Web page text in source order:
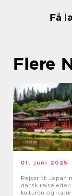
Få
Flere
01. juni 2025
Rejser til Japan
dansk
kulturen og